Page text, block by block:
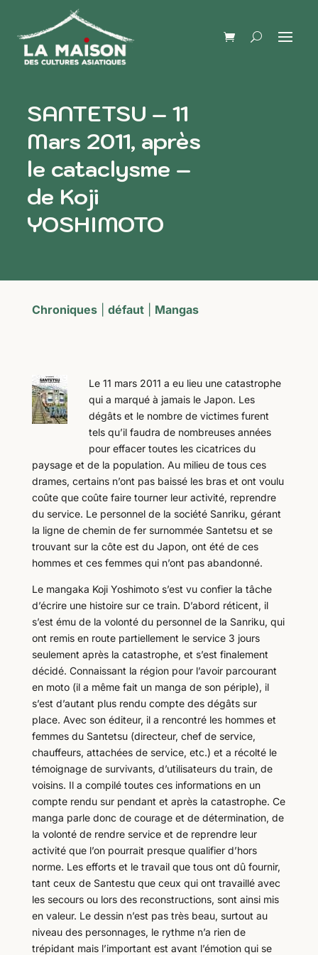
SANTETSU – 11
Mars 2011, après
le cataclysme –
de Koji
YOSHIMOTO
Chroniques| défaut| Mangas
Le 11 mars 2011 a eu lieu une catastrophe
qui a marqué à jamais le Japon. Les
dégâts et le nombre de victimes furent
tels qu’il faudra de nombreuses années
pour effacer toutes les cicatrices du
paysage et de la population. Au milieu de tous ces
drames, certains n’ont pas baissé les bras et ont voulu
coûte que coûte faire tourner leur activité, reprendre
du service. Le personnel de la société Sanriku, gérant
la ligne de chemin de fer surnommée Santetsu et se
trouvant sur la côte est du Japon, ont été de ces
hommes et ces femmes qui n’ont pas abandonné.
Le mangaka Koji Yoshimoto s’est vu confier la tâche
d’écrire une histoire sur ce train. D’abord réticent, il
s’est ému de la volonté du personnel de la Sanriku, qui
ont remis en route partiellement le service 3 jours
seulement après la catastrophe, et s’est finalement
décidé. Connaissant la région pour l’avoir parcourant
en moto (il a même fait un manga de son périple), il
s’est d’autant plus rendu compte des dégâts sur
place. Avec son éditeur, il a rencontré les hommes et
femmes du Santetsu (directeur, chef de service,
chauffeurs, attachées de service, etc.) et a récolté le
témoignage de survivants, d’utilisateurs du train, de
voisins. Il a compilé toutes ces informations en un
compte rendu sur pendant et après la catastrophe. Ce
manga parle donc de courage et de détermination, de
la volonté de rendre service et de reprendre leur
activité que l’on pourrait presque qualifier d’hors
norme. Les efforts et le travail que tous ont dû fournir,
tant ceux de Santestu que ceux qui ont travaillé avec
les secours ou lors des reconstructions, sont ainsi mis
en valeur. Le dessin n’est pas très beau, surtout au
niveau des personnages, le rythme n’a rien de
trépidant mais l’important est avant l’émotion qui se